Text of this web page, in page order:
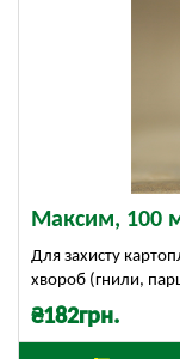
Максим, 100
Для захисту
хвороб (гнили,
₴182грн.